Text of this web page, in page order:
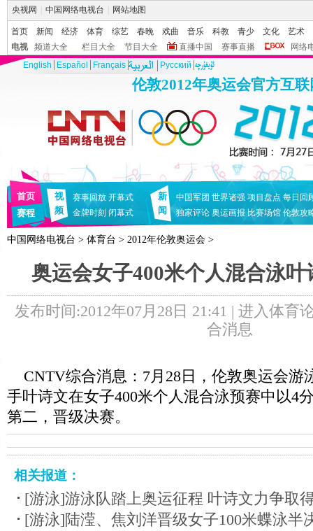
央视网 中国网络电视台 网站地图
首页 新闻 经济 体育 综艺 春晚 戏曲 音乐 科教 青少 文化
艺术
电视
频道大全 栏目大全 节目大全 直播中国 赛事直播
网络
English
Español Français Pусский
伦敦2012年奥运会官方互
首页
赛程
视
频
赛事回放 开幕式
金牌时刻 闭幕式
新
闻
中国军团 世界诸强 项目盘点 每日回
独家评论 奥运画报 比赛场馆 伦敦攻
中国网络电视台 > 体育台 > 2012年伦敦奥运会 >
奥运会女子400米个人混合泳
发布时间:2012年07月28日 21:41 | 进入体育
合消息
CNTV综合消息：7月28日，伦敦奥运会游
手叶诗文在女子400米个人混合泳预赛中以4
第二，晋级决赛。
相关报道：
[游泳]游泳队踏上奥运征程 叶诗文力争取
[游泳]陆滢、焦刘洋晋级女子100米蝶泳半